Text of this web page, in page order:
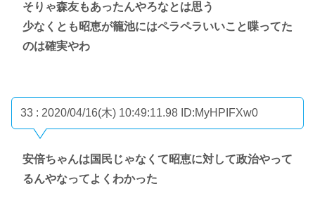
そりゃ森友もあったんやろなとは思う
少なくとも昭恵が籠池にはペラペラいいこと喋ってた
のは確実やわ
33 : 2020/04/16(木) 10:49:11.98 ID:MyHPIFXw0
安倍ちゃんは国民じゃなくて昭恵に対して政治やって
るんやなってよくわかった